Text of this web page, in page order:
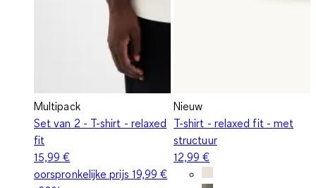
Multipack
Set van 2 - T-shirt - relaxed
fit
15,99 €
oorspronkelijke prijs 19,99 €
Nieuw
T-shirt - relaxed fit - met
structuur
12,99 €